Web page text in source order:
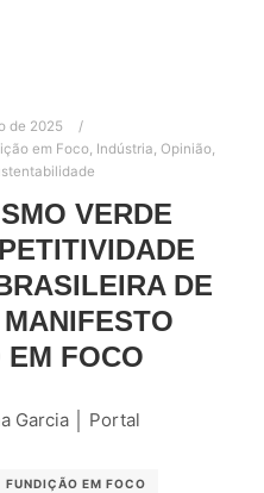
de 2025
em Foco, Indústria Opinião,
VERDE
DE
EM FOCO
Garcia │ Portal
FUNDIÇÃO EM FOCO